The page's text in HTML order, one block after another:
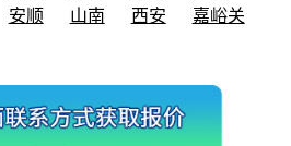
安顺 山南 西安
嘉峪关